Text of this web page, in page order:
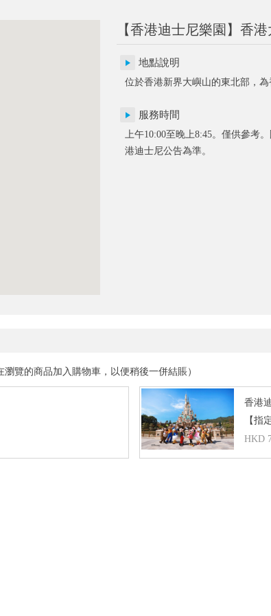
【香港迪士尼樂園】香
地點說明
位於香港新界大嶼山的東北部，
服務時間
上午10:00至晚上8:45。僅供參考
港迪士尼公告為準。
覽的商品加入購物車，以便稍後一併結賬）
香港
【指
HKD